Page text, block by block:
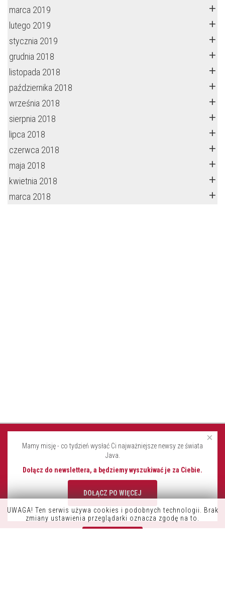
marca 2019
lutego 2019
stycznia 2019
grudnia 2018
listopada 2018
października 2018
września 2018
sierpnia 2018
lipca 2018
czerwca 2018
maja 2018
kwietnia 2018
marca 2018
K9OFFICE
UWAGA! Ten serwis używa cookies i podobnych technologii. Brak
zmiany ustawienia przeglądarki oznacza zgodę na to.
×
Mamy misję - co tydzień wysłać Ci najważniejsze newsy ze świata
Java.
Dołącz do newslettera, a będziemy wyszukiwać je za Ciebie.
DOŁĄCZ PO WIĘCEJ